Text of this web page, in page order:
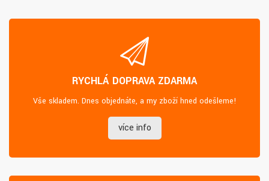
RYCHLÁ DOPRAVA ZDARMA
Vše skladem. Dnes objednáte, a my zboží hned odešleme!
více info